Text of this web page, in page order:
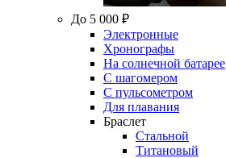
До 5 000 ₽
Электронные
Хронографы
На солнечной батарее
С шагомером
С пульсометром
Для плавания
Браслет
Стальной
Титановый